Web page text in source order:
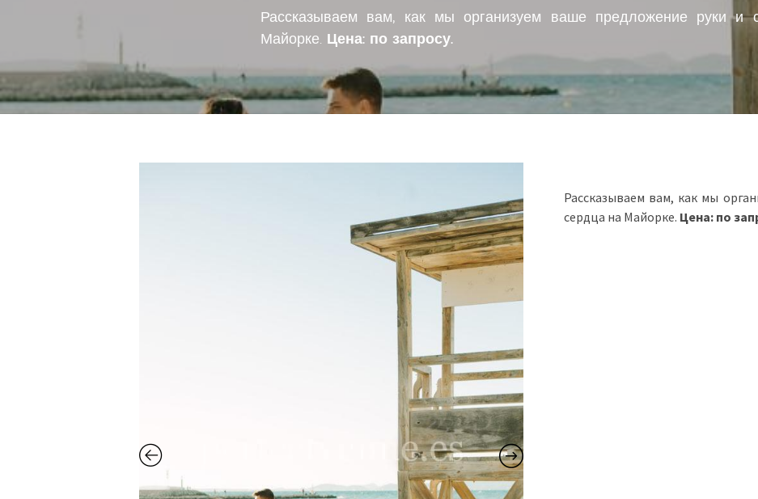
Рассказываем вам, как мы организуем ваше предложение руки и
Майорке. Цена: по запросу.
Рассказываем вам, как мы
сердца на Майорке. Цена: по